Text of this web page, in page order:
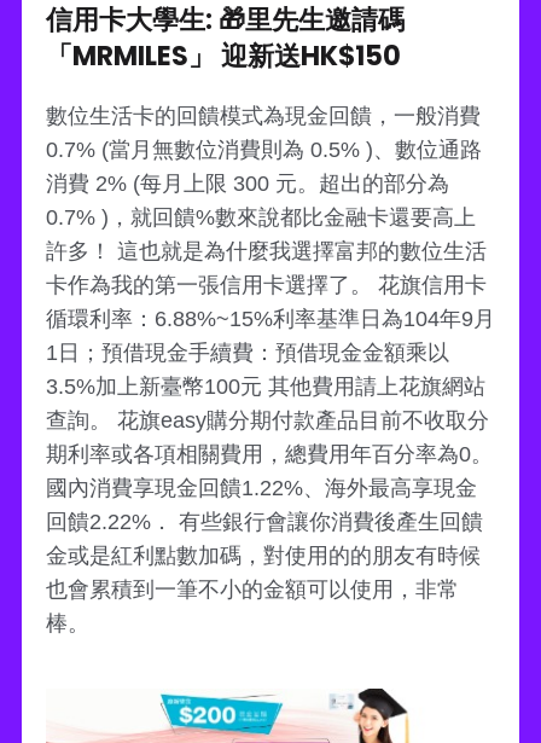
信用卡大學生: 🎁里先生邀請碼
「MRMILES」 迎新送HK$150
數位生活卡的回饋模式為現金回饋，一般消費
0.7% (當月無數位消費則為 0.5% )、數位通路
消費 2% (每月上限 300 元。超出的部分為
0.7% )，就回饋%數來說都比金融卡還要高上
許多！ 這也就是為什麼我選擇富邦的數位生活
卡作為我的第一張信用卡選擇了。 花旗信用卡
循環利率：6.88%~15%利率基準日為104年9月
1日；預借現金手續費：預借現金金額乘以
3.5%加上新臺幣100元 其他費用請上花旗網站
查詢。 花旗easy購分期付款產品目前不收取分
期利率或各項相關費用，總費用年百分率為0。
國內消費享現金回饋1.22%、海外最高享現金
回饋2.22%． 有些銀行會讓你消費後產生回饋
金或是紅利點數加碼，對使用的的朋友有時候
也會累積到一筆不小的金額可以使用，非常
棒。